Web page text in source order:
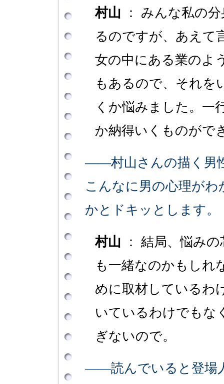
村山 ： みんな私の
るのですが、あえて
女の中にある業のよ
もあるので、それを
くか悩みました。一
か納得いくものがで
――村山さんの描く男
こんなに男の心理が
かとドキッとします。
村山 ： 結局、悩み
も一緒なのかもしれ
めに取材しているわ
いているわけでもな
ぎないので。
――読んでいると登場